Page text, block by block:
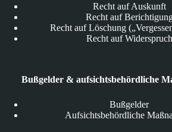
Recht auf Auskunft
Recht auf
Recht auf Löschung
Recht auf Widerspruch
Bußgelder & aufsichtsbehördliche
Bußgelder
Aufsichtsbehördliche